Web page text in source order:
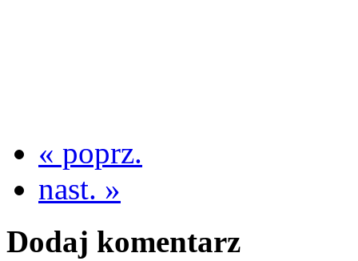
« poprz.
nast. »
Dodaj komentarz